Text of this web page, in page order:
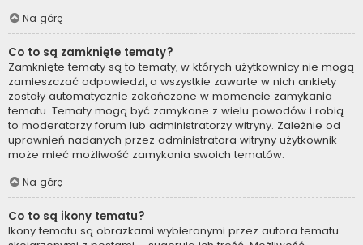
Na górę
Co to są zamknięte tematy?
Zamknięte tematy są to tematy, w których użytkownicy nie mogą
zamieszczać odpowiedzi, a wszystkie zawarte w nich ankiety
zostały automatycznie zakończone w momencie zamykania
tematu. Tematy mogą być zamykane z wielu powodów i robią
to moderatorzy forum lub administratorzy witryny. Zależnie od
uprawnień nadanych przez administratora witryny użytkownik
może mieć możliwość zamykania swoich tematów.
Na górę
Co to są ikony tematu?
Ikony tematu są obrazkami wybieranymi przez autora tematu